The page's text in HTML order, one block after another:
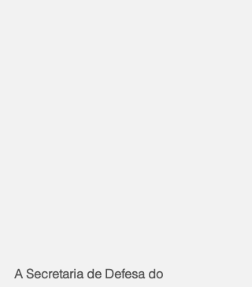
A Secretaria de Defesa do